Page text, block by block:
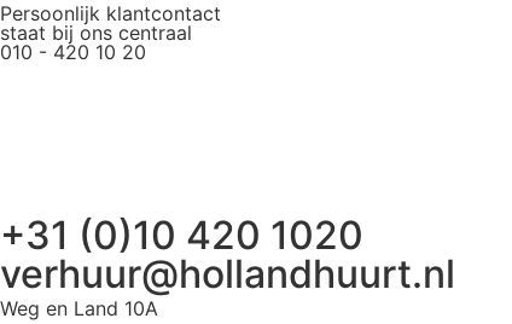
Persoonlijk klantcontact
staat bij ons centraal
010 - 420 10 20
+31 (0)10 420 1020
verhuur@hollandhuurt.nl
Weg en Land 10A